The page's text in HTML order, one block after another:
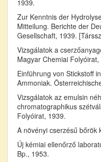
1939.
Zur Kenntnis der
Mitteilung. Berichte der
Gesellschaft, 1939.
Vizsgálatok a
Magyar Chemiai Folyóirat,
Einführung von Stickstoff
Ammoniak.
Vizsgálatok az emulsin
chromatographikus
Folyóirat, 1939.
A növényi cserzésű bőrök
Új kémiai ellenőrző
Bp., 1953.